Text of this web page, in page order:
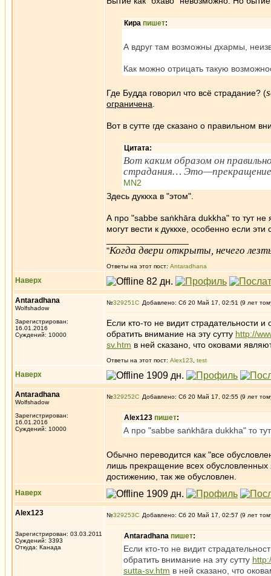
Кира пишет:
А вдруг там возможны дхармы,
Как можно отрицать такую
Где Будда говорил что всё страдание? (
ограничена
Вот в сутте где сказано о правильном
Цитата:
Вот каким образом он
страдания…
MN2
Здесь дуккха в "этом".
А про "sabbe saṅkhāra dukkha" то тут
могут вести к дуккхе, особенно если
"Когда двери открыты, нечего
Ответы на этот пост: Antaradhana
Наверх
Antaradhana
Wolfshadow
Зарегистрирован:
16.01.2016
Суждений: 10000
№329251 Добавлено: Сб 20 Май 17, 02:51 (9 лет
Если кто-то не видит страдательности
обратить внимание на эту сутту http://
sv.htm в ней сказано, что оковами
Ответы на этот пост: Alex123 test
Наверх
Antaradhana
Wolfshadow
Зарегистрирован:
16.01.2016
Суждений: 10000
№329252 Добавлено: Сб 20 Май 17, 02:55 (9 лет
Alex123 пишет:
А про "sabbe saṅkhāra dukkha" то
Обычно переводится как "все
лишь прекращение всех
достижению, так же обусловлен.
Наверх
Alex123
Зарегистрирован: 03.03.2011
Суждений: 3393
Откуда: Канада
№329253 Добавлено: Сб 20 Май 17, 02:57 (9 лет
Antaradhana пишет:
Если кто-то не видит
обратить внимание на эту сутту
sutta-sv.htm в ней сказано, что